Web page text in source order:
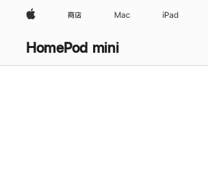
Apple 商店 Mac iPad
HomePod mini